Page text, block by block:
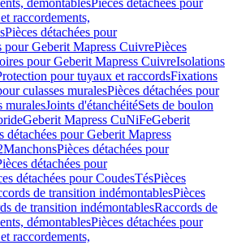
démontablesPièces détachées pour
raccordements,
Pièces détachées pour
pour Geberit Mapress CuivrePièces
pour Geberit Mapress CuivreIsolations
pour tuyaux et raccordsFixations
culasses muralesPièces détachées pour
muralesJoints d'étanchéitéSets de boulon
Geberit Mapress CuNiFeGeberit
détachées pour Geberit Mapress
ManchonsPièces détachées pour
détachées pour
détachées pour CoudesTésPièces
de transition indémontablesPièces
de transition indémontablesRaccords de
démontablesPièces détachées pour
raccordements,